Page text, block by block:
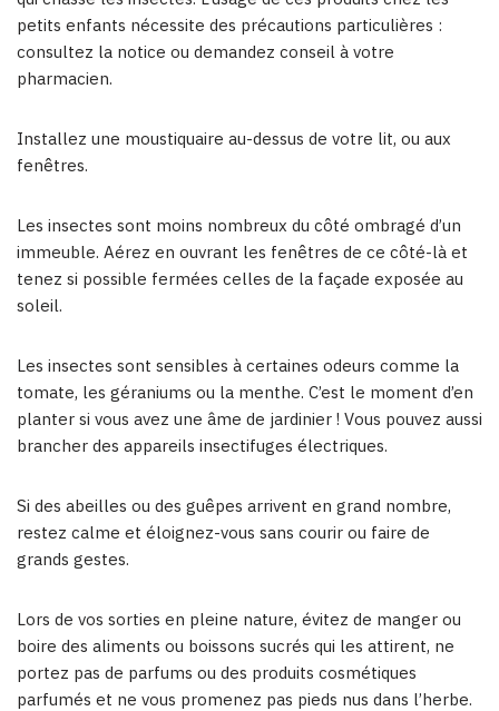
petits enfants nécessite des précautions particulières :
consultez la notice ou demandez conseil à votre
pharmacien.
Installez une moustiquaire au-dessus de votre lit, ou aux
fenêtres.
Les insectes sont moins nombreux du côté ombragé d’un
immeuble. Aérez en ouvrant les fenêtres de ce côté-là et
tenez si possible fermées celles de la façade exposée au
soleil.
Les insectes sont sensibles à certaines odeurs comme la
tomate, les géraniums ou la menthe. C’est le moment d’en
planter si vous avez une âme de jardinier ! Vous pouvez aussi
brancher des appareils insectifuges électriques.
Si des abeilles ou des guêpes arrivent en grand nombre,
restez calme et éloignez-vous sans courir ou faire de
grands gestes.
Lors de vos sorties en pleine nature, évitez de manger ou
boire des aliments ou boissons sucrés qui les attirent, ne
portez pas de parfums ou des produits cosmétiques
parfumés et ne vous promenez pas pieds nus dans l’herbe.